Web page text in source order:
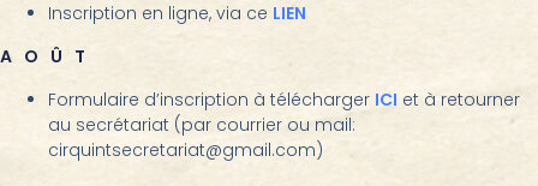
Inscription en ligne, via ce LIEN
AOÛT
Formulaire d’inscription à télécharger ICI et à retourner
au secrétariat (par courrier ou mail:
cirquintsecretariat@gmail.com)